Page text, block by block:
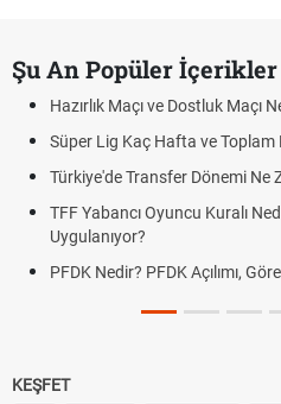
Şu An Popüler İçerikler
Hazırlık Maçı ve Dostluk Maçı
Süper Lig Kaç Hafta ve Toplam
Türkiye'de Transfer Dönemi Ne
TFF Yabancı Oyuncu Kuralı
Uygulanıyor?
PFDK Nedir? PFDK Açılımı,
KEŞFET